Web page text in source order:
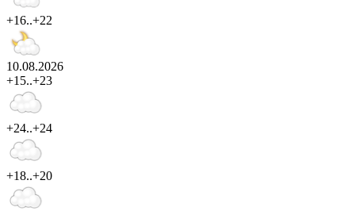
+16..+22
10.08.2026
+15..+23
+24..+24
+18..+20